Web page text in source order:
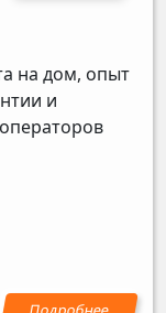
на дом, опыт
и